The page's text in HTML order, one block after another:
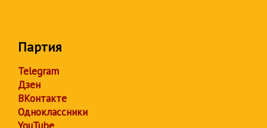
Партия
Telegram
Дзен
ВКонтакте
Одноклассники